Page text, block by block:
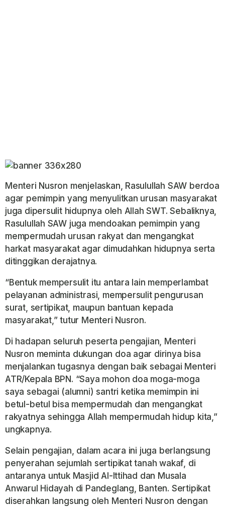
Menteri Nusron menjelaskan, Rasulullah SAW berdoa
agar pemimpin yang menyulitkan urusan masyarakat
juga dipersulit hidupnya oleh Allah SWT. Sebaliknya,
Rasulullah SAW juga mendoakan pemimpin yang
mempermudah urusan rakyat dan mengangkat
harkat masyarakat agar dimudahkan hidupnya serta
ditinggikan derajatnya.
“Bentuk mempersulit itu antara lain memperlambat
pelayanan administrasi, mempersulit pengurusan
surat, sertipikat, maupun bantuan kepada
masyarakat,” tutur Menteri Nusron.
Di hadapan seluruh peserta pengajian, Menteri
Nusron meminta dukungan doa agar dirinya bisa
menjalankan tugasnya dengan baik sebagai Menteri
ATR/Kepala BPN. “Saya mohon doa moga-moga
saya sebagai (alumni) santri ketika memimpin ini
betul-betul bisa mempermudah dan mengangkat
rakyatnya sehingga Allah mempermudah hidup kita,”
ungkapnya.
Selain pengajian, dalam acara ini juga berlangsung
penyerahan sejumlah sertipikat tanah wakaf, di
antaranya untuk Masjid Al-Ittihad dan Musala
Anwarul Hidayah di Pandeglang, Banten. Sertipikat
diserahkan langsung oleh Menteri Nusron dengan